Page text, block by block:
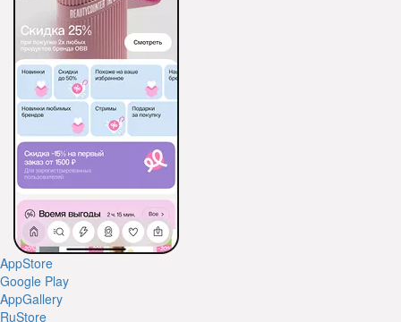
AppStore
Google Play
AppGallery
RuStore